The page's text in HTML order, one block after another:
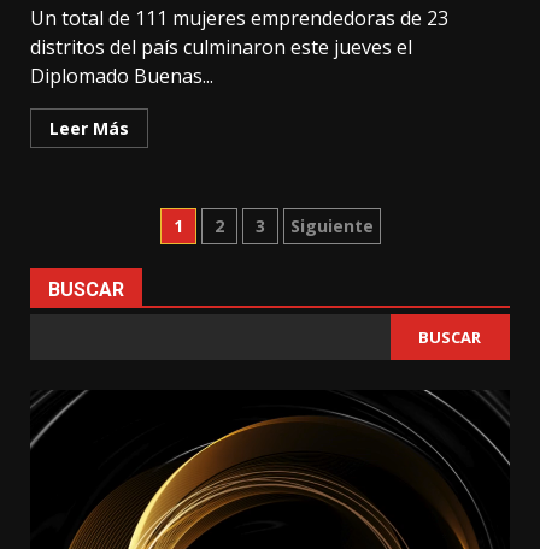
Un total de 111 mujeres emprendedoras de 23
distritos del país culminaron este jueves el
Diplomado Buenas...
Leer Más
Paginación
entradas
1 2 3 Siguiente
BUSCAR
BUSCAR